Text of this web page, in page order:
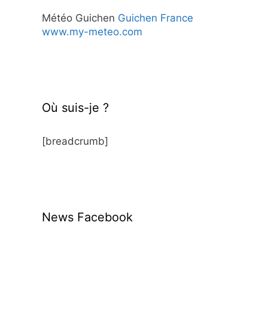
Météo Guichen Guichen France
www.my-meteo.com
Où suis-je ?
[breadcrumb]
News Facebook